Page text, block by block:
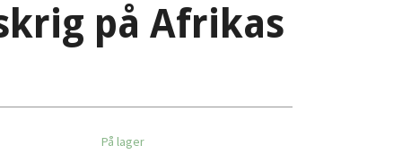
på Afrikas
På lager